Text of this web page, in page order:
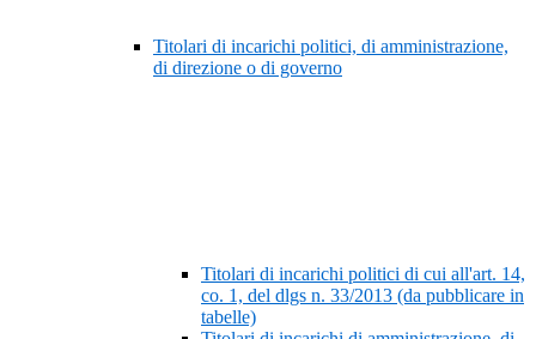
Titolari di incarichi politici, di amministrazione,
di direzione o di governo
Titolari di incarichi politici di cui all'art. 14,
co. 1, del dlgs n. 33/2013 (da pubblicare in
tabelle)